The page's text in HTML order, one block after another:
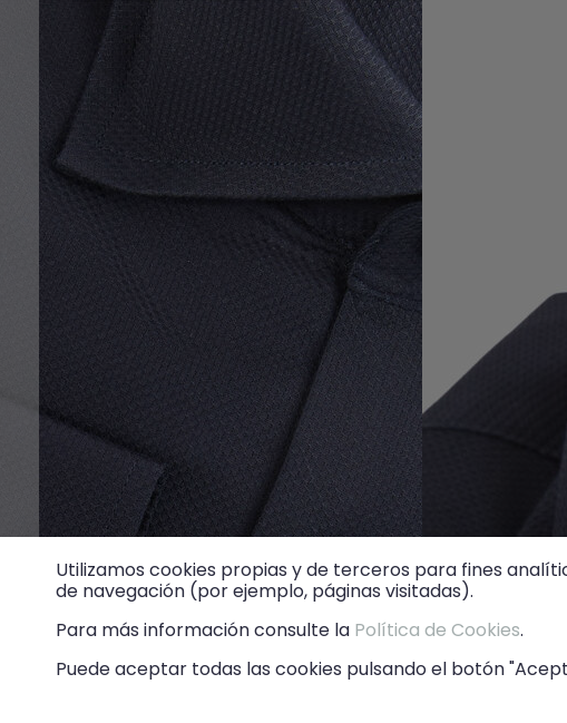
Utilizamos cookies propias y de terceros para fines
de navegación (por ejemplo, páginas visitadas).
Para más información consulte la Política de Cookies.
Puede aceptar todas las cookies pulsando el botón